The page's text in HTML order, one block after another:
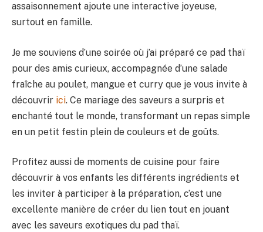
assaisonnement ajoute une interactive joyeuse,
surtout en famille.
Je me souviens d’une soirée où j’ai préparé ce pad thaï
pour des amis curieux, accompagnée d’une salade
fraîche au poulet, mangue et curry que je vous invite à
découvrir ici. Ce mariage des saveurs a surpris et
enchanté tout le monde, transformant un repas simple
en un petit festin plein de couleurs et de goûts.
Profitez aussi de moments de cuisine pour faire
découvrir à vos enfants les différents ingrédients et
les inviter à participer à la préparation, c’est une
excellente manière de créer du lien tout en jouant
avec les saveurs exotiques du pad thaï.